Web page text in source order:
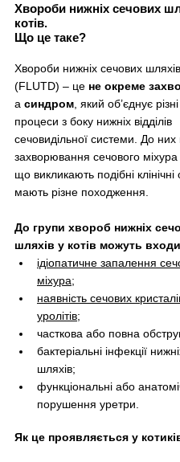
Хвороби нижніх сечових
котів.
Що це таке?
Хвороби нижніх сечових шляхів
(FLUTD) – це не окреме
а синдром , який об’єднує
процеси з боку нижніх відділів
сечовидільної системи. До
захворювання сечового міхура
що викликають подібні
мають різне походження.
До групи хвороб нижніх
шляхів у котів можуть
ідіопатичне запалення
міхура;
наявність сечових
уролітів;
часткова або повна
бактеріальні інфекції
шляхів;
функціональні або
порушення уретри.
Як це проявляється у